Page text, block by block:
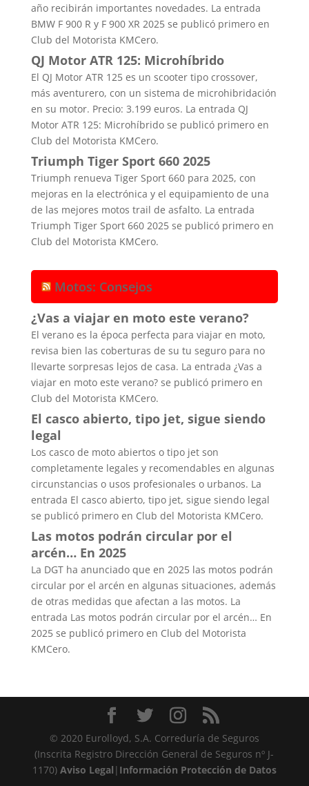
año recibirán importantes novedades. La entrada
BMW F 900 R y F 900 XR 2025 se publicó primero en
Club del Motorista KMCero.
QJ Motor ATR 125: Microhíbrido
El QJ Motor ATR 125 es un scooter tipo crossover,
más aventurero, con un sistema de microhibridación
en su motor. Precio: 3.199 euros. La entrada QJ
Motor ATR 125: Microhíbrido se publicó primero en
Club del Motorista KMCero.
Triumph Tiger Sport 660 2025
Triumph renueva Tiger Sport 660 para 2025, con
mejoras en la electrónica y el equipamiento de una
de las mejores motos trail de asfalto. La entrada
Triumph Tiger Sport 660 2025 se publicó primero en
Club del Motorista KMCero.
Motos: Consejos
¿Vas a viajar en moto este verano?
El verano es la época perfecta para viajar en moto,
revisa bien las coberturas de su tu seguro para no
llevarte sorpresas lejos de casa. La entrada ¿Vas a
viajar en moto este verano? se publicó primero en
Club del Motorista KMCero.
El casco abierto, tipo jet, sigue siendo
legal
Los casco de moto abiertos o tipo jet son
completamente legales y recomendables en algunas
circunstancias o usos profesionales o urbanos. La
entrada El casco abierto, tipo jet, sigue siendo legal
se publicó primero en Club del Motorista KMCero.
Las motos podrán circular por el
arcén… En 2025
La DGT ha anunciado que en 2025 las motos podrán
circular por el arcén en algunas situaciones, además
de otras medidas que afectan a las motos. La
entrada Las motos podrán circular por el arcén… En
2025 se publicó primero en Club del Motorista
KMCero.
© 2020 Eurolloyd, S.A. Correduría de Seguros
(Inscrita Registro Dirección General de Seguros nº J-
1170) Aviso Legal | Información Protección de Datos